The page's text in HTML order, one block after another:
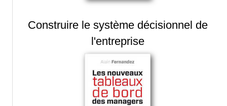
Construire le système décisionnel de
l'entreprise